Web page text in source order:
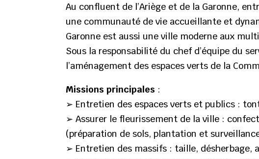
Au confluent de l’Ariège et de la Garonne,
une communauté de vie accueillante et
Garonne est aussi une ville moderne aux
Sous la responsabilité du chef d’équipe du
l’aménagement des espaces verts de la
Missions principales :
➢ Entretien des espaces verts et publics :
➢ Assurer le fleurissement de la ville :
(préparation de sols, plantation et
➢ Entretien des massifs : taille, désherbage,